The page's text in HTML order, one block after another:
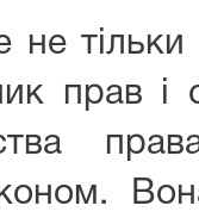
тільки
прав